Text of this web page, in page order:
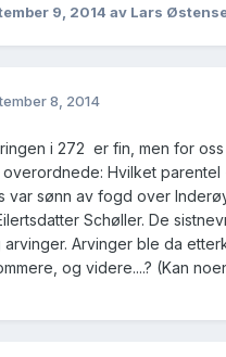
9, 2014 av Lars
8, 2014
i 272 er fin, men for
Hvilket
var sønn av fogd over
Schøller. De
Arvinger ble da
og videre....? (Kan